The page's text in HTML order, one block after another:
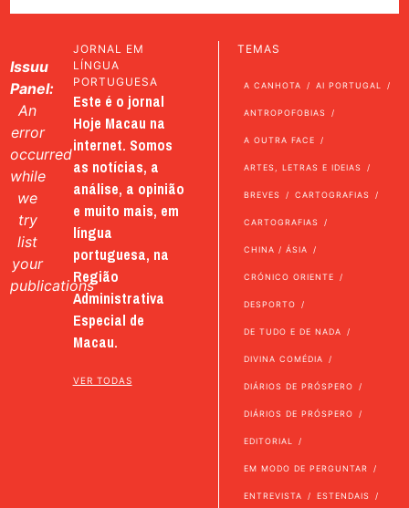
Issuu
Panel:
An
error
occurred
while
we
try
list
your
publications
JORNAL EM
LÍNGUA
PORTUGUESA
Este é o jornal
Hoje Macau na
internet. Somos
as notícias, a
análise, a opinião
e muito mais, em
língua
portuguesa, na
Região
Administrativa
Especial de
Macau.
VER TODAS
TEMAS
A CANHOTA AI PORTUGAL
ANTROPOFOBIAS
A OUTRA FACE
ARTES, LETRAS E IDEIAS
BREVES CARTOGRAFIAS
CARTOGRAFIAS
CHINA / ÁSIA
CRÓNICO ORIENTE
DESPORTO
DE TUDO E DE NADA
DIVINA COMÉDIA
DIÁRIOS DE PRÓSPERO
DIÁRIOS DE PRÓSPERO
EDITORIAL
EM MODO DE PERGUNTAR
ENTREVISTA ESTENDAIS